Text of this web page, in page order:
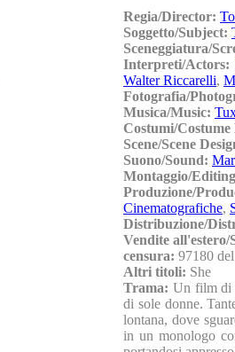
Regia/Director:
Soggetto/Subject:
Sceneggiatura/
Interpreti/Actors:
Walter Riccarelli,
Fotografia/
Musica/Music:
Costumi/Costume
Scene/Scene
Suono/Sound:
Montaggio/
Produzione/
Cinematografiche,
Distribuzione/
Vendite all'estero/
censura: 97180
Altri titoli: She
Trama: Un film di
di sole donne.
lontana, dove
in un monologo